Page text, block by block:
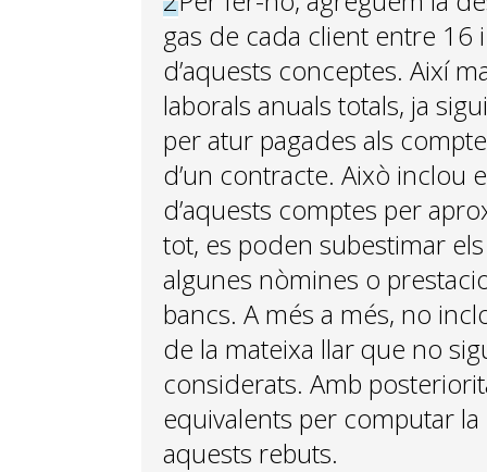
gas de cada client entre 16
d’aquests conceptes. Així
laborals anuals totals, ja
per atur pagades als
d’un contracte. Això inclou
d’aquests comptes per
tot, es poden subestimar
algunes nòmines o
bancs. A més a més, no
de la mateixa llar que no
considerats. Amb
equivalents per computar
aquests rebuts.